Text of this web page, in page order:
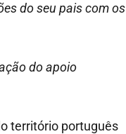
do seu pais com os
do apoio
território português